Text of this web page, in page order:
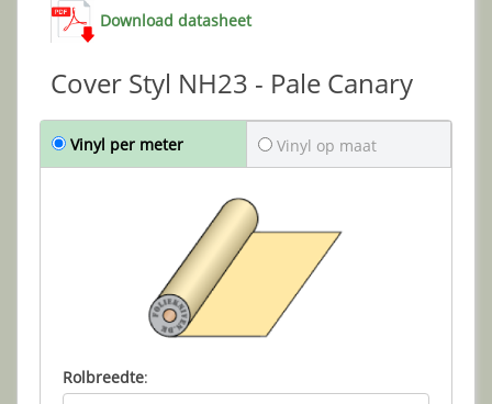
Download datasheet
Cover Styl NH23 - Pale Canary
Vinyl per meter Vinyl op maat
Rolbreedte: